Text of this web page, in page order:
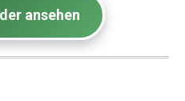
ansehen